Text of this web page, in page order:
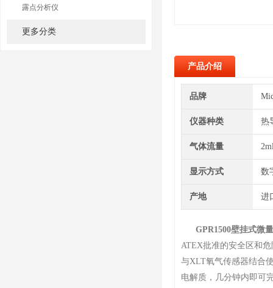
露点分析仪
更多分类
产品介绍
品牌
仪器种类 热
气体流量
显示方式 数
产地 进
GPR1500壁挂式微
ATEX批准的安全区和
与XLT氧气传感器结合
电解质，几分钟内即可